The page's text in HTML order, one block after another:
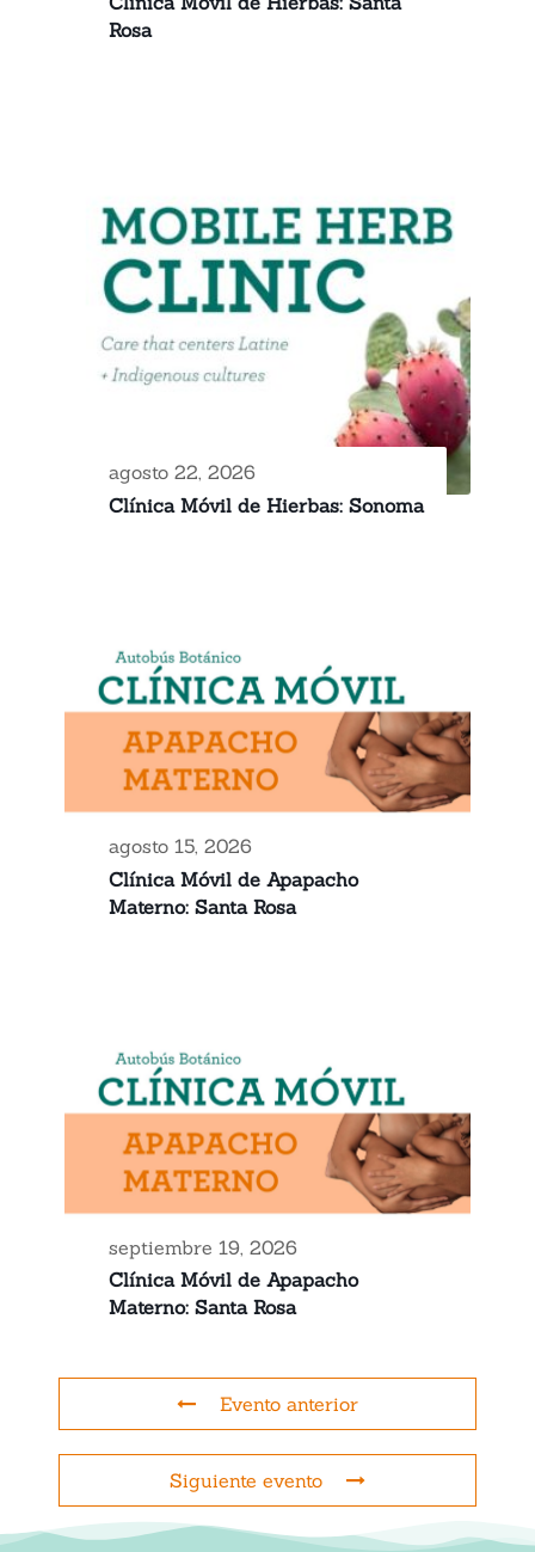
Rosa
agosto 22, 2026
Clínica Móvil de Hierbas: Sonoma
agosto 15, 2026
Clínica Móvil de Apapacho
Materno: Santa Rosa
septiembre 19, 2026
Clínica Móvil de Apapacho
Materno: Santa Rosa
Evento anterior
Siguiente evento